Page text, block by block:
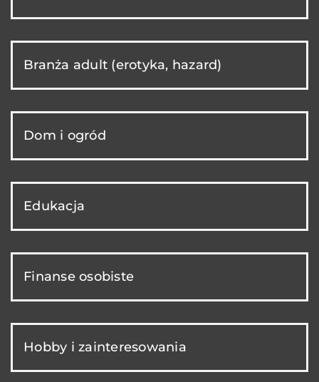
Branża adult (erotyka, hazard)
Dom i ogród
Edukacja
Finanse osobiste
Hobby i zainteresowania